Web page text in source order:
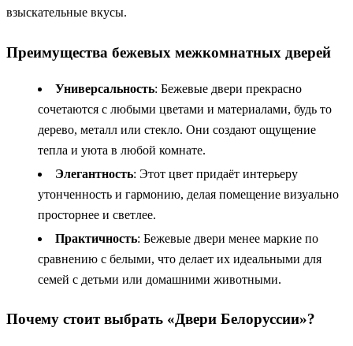
взыскательные вкусы.
Преимущества бежевых межкомнатных дверей
Универсальность: Бежевые двери прекрасно
сочетаются с любыми цветами и материалами, будь то
дерево, металл или стекло. Они создают ощущение
тепла и уюта в любой комнате.
Элегантность: Этот цвет придаёт интерьеру
утонченность и гармонию, делая помещение визуально
просторнее и светлее.
Практичность: Бежевые двери менее маркие по
сравнению с белыми, что делает их идеальными для
семей с детьми или домашними животными.
Почему стоит выбрать «Двери Белоруссии»?